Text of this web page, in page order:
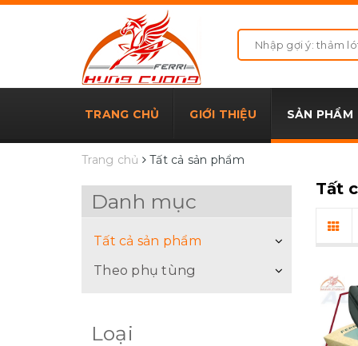
TRANG CHỦ GIỚI THIỆU SẢN PHẨM
Trang chủ Tất cả sản phẩm
Danh mục
Tất cả sản phẩm
Theo phụ tùng
Loại
Tất